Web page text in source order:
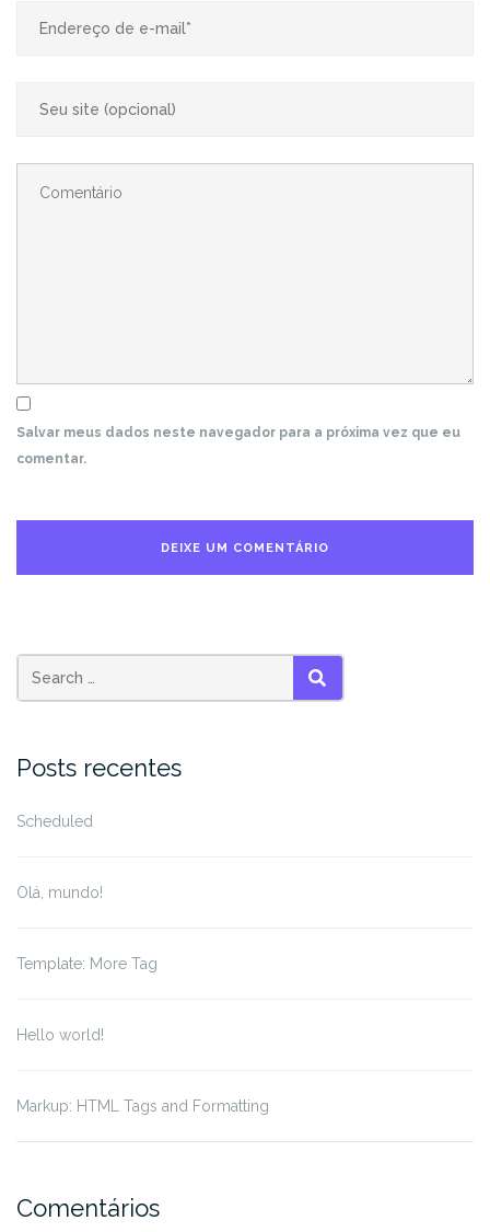
Salvar meus dados neste navegador para a próxima vez que eu
comentar.
Search
for:
SEARCH
Posts recentes
Scheduled
Olá, mundo!
Template: More Tag
Hello world!
Markup: HTML Tags and Formatting
Comentários